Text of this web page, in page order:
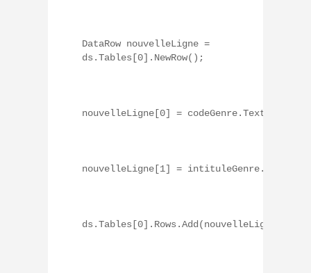
DataRow nouvelleLigne =
ds.Tables[0].NewRow();
nouvelleLigne[0] = codeGenre.Text;
nouvelleLigne[1] = intituleGenre.Text;
ds.Tables[0].Rows.Add(nouvelleLigne);